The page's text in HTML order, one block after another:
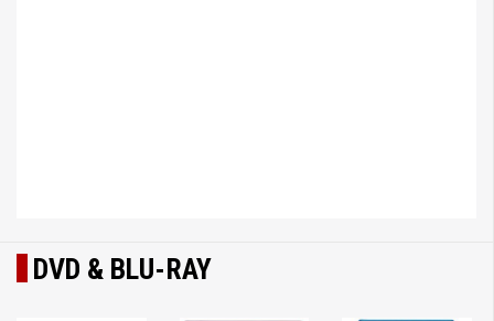
DVD & BLU-RAY